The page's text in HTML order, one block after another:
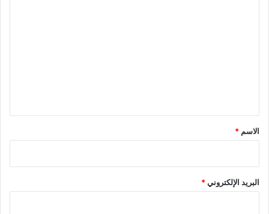
*
الاسم *
البريد الإلكتروني*